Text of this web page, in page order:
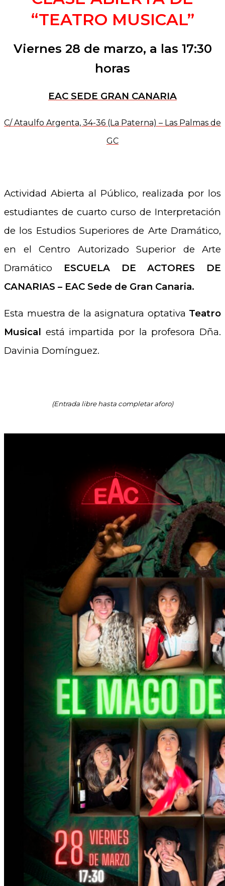
“TEATRO MUSICAL”
Viernes 28 de marzo, a las 17:30
horas
EAC SEDE GRAN CANARIA
C/ Ataulfo Argenta, 34-36 (La Paterna) – Las Palmas de
GC
Actividad Abierta al Público, realizada por los
estudiantes de cuarto curso de Interpretación
de los Estudios Superiores de Arte Dramático,
en el Centro Autorizado Superior de Arte
Dramático ESCUELA DE ACTORES DE
CANARIAS – EAC Sede de Gran Canaria.
Esta muestra de la asignatura optativa Teatro
Musical está impartida por la profesora Dña.
Davinia Domínguez.
(Entrada libre hasta completar aforo)